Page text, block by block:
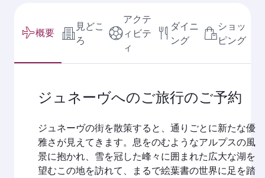
概要
見どこ
ろ
アクテ
ィビテ
ィ
ダイニ
ング
ショッ
ピング
ジュネーヴへのご旅行のご予約
ジュネーヴの街を散策すると、通りごとに新たな優
雅さが見えてきます。息をのむようなアルプスの風
景に抱かれ、雪を冠した峰々に囲まれた広大な湖を
望むこの地を訪れて、まるで絵葉書の世界に足を踏